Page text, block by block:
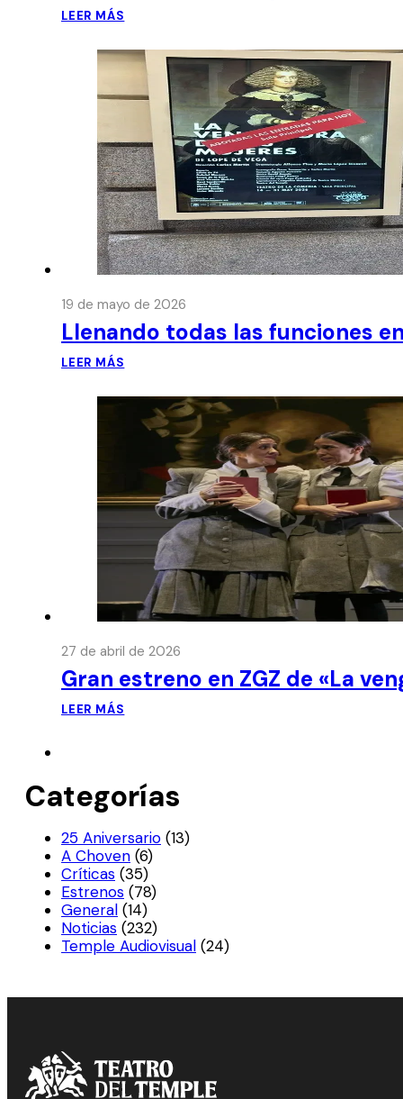
LEER MÁS
19 de mayo de 2026
Llenando todas las funciones
LEER MÁS
27 de abril de 2026
Gran estreno en ZGZ de «La
LEER MÁS
Categorías
25 Aniversario (13)
A Choven (6)
Críticas (35)
Estrenos (78)
General (14)
Noticias (232)
Temple Audiovisual (24)